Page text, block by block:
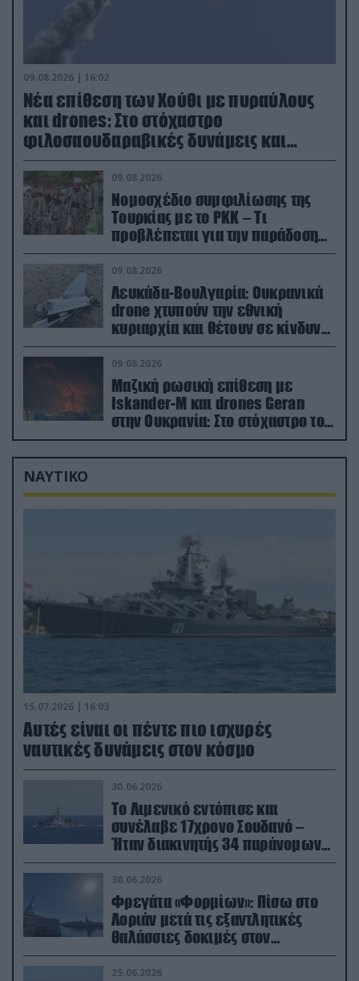
09.08.2026 | 16:02
Νέα επίθεση των Χούθι με πυραύλους
και drones: Στο στόχαστρο
φιλοσαουδαραβικές δυνάμεις και
εγκαταστάσεις
09.08.2026
Νομοσχέδιο συμφιλίωσης της
Τουρκίας με το ΡΚΚ – Τι
προβλέπεται για την παράδοση
των όπλων
09.08.2026
Λευκάδα-Βουλγαρία: Ουκρανικά
drone χτυπούν την εθνική
κυριαρχία και θέτουν σε κίνδυνο
οικονομίες χωρών του ΝΑΤΟ
09.08.2026
Μαζική ρωσική επίθεση με
Iskander-M και drones Geran
στην Ουκρανία: Στο στόχαστρο το
εργοστάσιο των Flamingo
ΝΑΥΤΙΚΟ
15.07.2026 | 16:03
Aυτές είναι οι πέντε πιο ισχυρές
ναυτικές δυνάμεις στον κόσμο
30.06.2026
Το Λιμενικό εντόπισε και
συνέλαβε 17χρονο Σουδανό –
Ήταν διακινητής 34 παράνομων
μεταναστών
30.06.2026
Φρεγάτα «Φορμίων»: Πίσω στο
Λοριάν μετά τις εξαντλητικές
θαλάσσιες δοκιμές στον
απαιτητικό Βισκαϊκό
25.06.2026